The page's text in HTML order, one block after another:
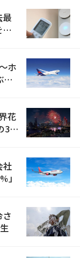
最
ホ
り
花
3カ
社
」